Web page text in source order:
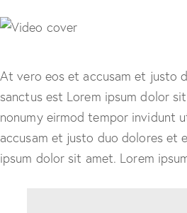
At vero eos et accusam et justo
sanctus est Lorem ipsum dolor
nonumy eirmod tempor invidunt
accusam et justo duo dolores et
ipsum dolor sit amet. Lorem